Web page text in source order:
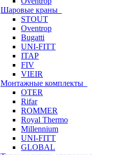
Шаровые краны
STOUT
Oventrop
Bugatti
UNI-FITT
ITAP
FIV
VIEIR
Монтажные комплекты
OTER
Rifar
ROMMER
Royal Thermo
Millennium
UNI-FITT
GLOBAL